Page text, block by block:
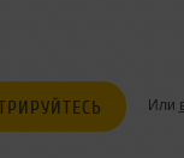
Или